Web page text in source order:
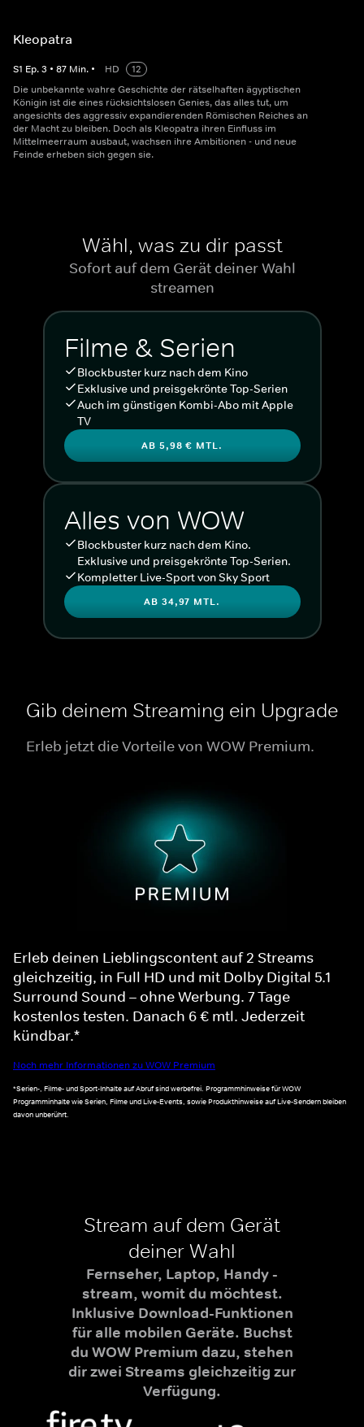
Kleopatra
S1 Ep.3 • 87 Min. • HD
12
Die unbekannte wahre Geschichte der rätselhaften ägyptischen
Königin ist die eines rücksichtslosen Genies, das alles tut, um
angesichts des aggressiv expandierenden Römischen Reiches an
der Macht zu bleiben. Doch als Kleopatra ihren Einfluss im
Mittelmeerraum ausbaut, wachsen ihre Ambitionen - und neue
Feinde erheben sich gegen sie.
Wähl, was zu dir passt
Sofort auf dem Gerät deiner Wahl
streamen
Filme & Serien
Blockbuster kurz nach dem Kino
Exklusive und preisgekrönte Top-Serien
Auch im günstigen Kombi-Abo mit Apple
TV
AB 5,98 € MTL.
Alles von WOW
Blockbuster kurz nach dem Kino.
Exklusive und preisgekrönte Top-Serien.
Kompletter Live-Sport von Sky Sport
AB 34,97 MTL.
Gib deinem Streaming ein Upgrade
Erleb jetzt die Vorteile von WOW Premium.
Erleb deinen Lieblingscontent auf 2 Streams
gleichzeitig, in Full HD und mit Dolby Digital 5.1
Surround Sound – ohne Werbung. 7 Tage
kostenlos testen. Danach 6 € mtl. Jederzeit
kündbar.*
Noch mehr Informationen zu WOW Premium
*Serien-, Filme- und Sport-Inhalte auf Abruf sind werbefrei. Programmhinweise für WOW
Programminhalte wie Serien, Filme und Live-Events, sowie Produkthinweise auf Live-Sendern bleiben
davon unberührt.
Stream auf dem Gerät
deiner Wahl
Fernseher, Laptop, Handy -
stream, womit du möchtest.
Inklusive Download-Funktionen
für alle mobilen Geräte. Buchst
du WOW Premium dazu, stehen
dir zwei Streams gleichzeitig zur
Verfügung.